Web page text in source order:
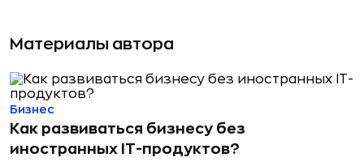
Материалы автора
Как развиваться бизнесу без
иностранных IT-продуктов?
Бизнес